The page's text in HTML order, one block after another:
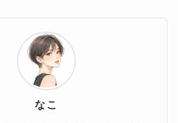
なこ